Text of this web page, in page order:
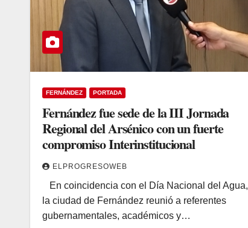
FERNÁNDEZ PORTADA
Fernández fue sede de la III Jornada
Regional del Arsénico con un fuerte
compromiso Interinstitucional
ELPROGRESOWEB
​ En coincidencia con el Día Nacional del Agua,
la ciudad de Fernández reunió a referentes
gubernamentales, académicos y…